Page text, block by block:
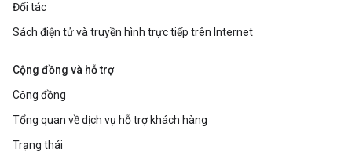
Đối tác
Sách điện tử và truyền hình trực tiếp trên Internet
Cộng đồng và hỗ trợ
Cộng đồng
Tổng quan về dịch vụ hỗ trợ khách hàng
Trạng thái